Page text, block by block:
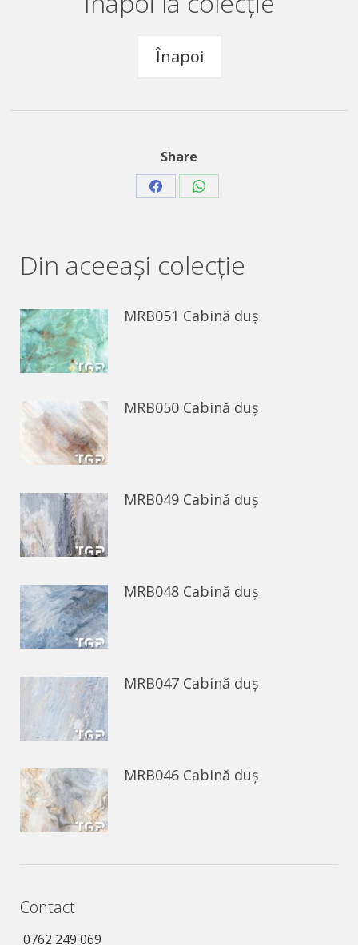
Înapoi
Share
Share Share
Din aceeaşi colecție
MRB051 Cabină duș
MRB050 Cabină duș
MRB049 Cabină duș
MRB048 Cabină duș
MRB047 Cabină duș
MRB046 Cabină duș
Contact
0762 249 069